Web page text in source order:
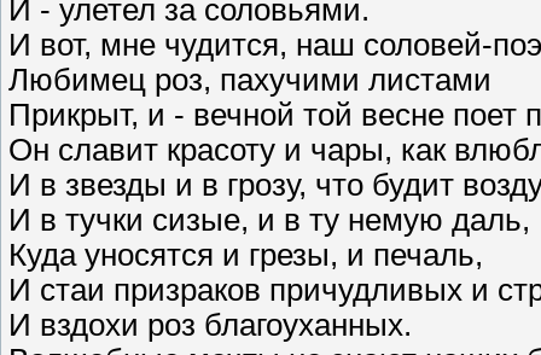
И - улетел за соловьями.
И вот, мне чудится, наш соловей-
Любимец роз, пахучими листами
Прикрыт, и - вечной той весне поет
Он славит красоту и чары, как
И в звезды и в грозу, что будит
И в тучки сизые, и в ту немую даль,
Куда уносятся и грезы, и печаль,
И стаи призраков причудливых и
И вздохи роз благоуханных.